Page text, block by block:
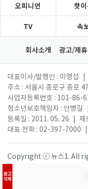
광고
삭제
오피니언 핫
TV 속
회사소개 광고/제
대표이사/발행인 : 이영섭
주소 : 서울시 종로구 종로
사업자등록번호 : 101-86-
청소년보호책임자 : 안병길
등록일 : 2011. 05. 26
제
대표 전화 : 02-397-7000
Copyright ⓒ 뉴스1. All
활용 금지.